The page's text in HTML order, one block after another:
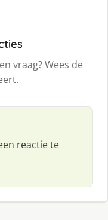
vraag? Wees de
reactie te